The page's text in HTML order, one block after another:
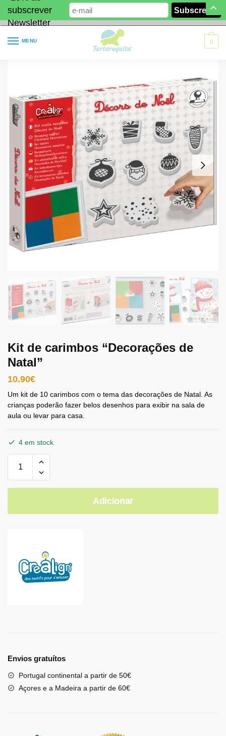
subscrever
Newsletter
MENU 0
Kit de carimbos “Decorações de
Natal”
10.90€
Um kit de 10 carimbos com o tema das decorações de Natal. As
crianças poderão fazer belos desenhos para exibir na sala de
aula ou levar para casa.
4 em stock
Adicionar
Envios gratuítos
Portugal continental a partir de 50€
Açores e a Madeira a partir de 60€